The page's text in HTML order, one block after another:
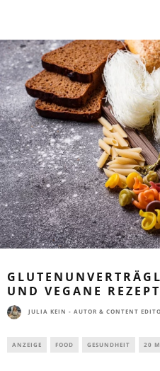
UND VEGANE
JULIA KEIN - AUTOR & CONTENT
ANZEIGE FOOD GESUNDHEIT 20